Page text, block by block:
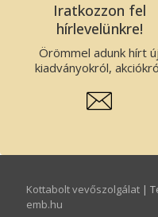
Iratkozzon fel
hírlevelünkre!
Örömmel adunk hírt új
kiadványokról,
Kottabolt vevőszolgálat |
emb.hu